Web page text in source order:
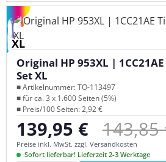
XL
Original HP 953XL |
Set XL
■ Artikelnummer: TO-113497
■ für ca. 3 x 1.600 Seiten (5%)
■ Preis/100 Seiten: 2,92 €
Verkaufspreis:
139,95 € 143,85
Preise inkl. MwSt. zzgl. Versandkosten
Sofort lieferbar! Lieferzeit 2-3 Werktage